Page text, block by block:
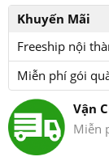
Khuyến Mãi
Freeship nội
Miễn phí gói
Vận
Miễn